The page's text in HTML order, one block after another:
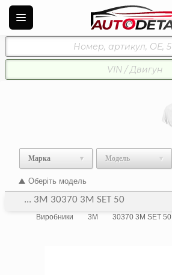
Марка Модель
Оберіть модель
... 3M 30370 3M SET 50
Виробники 3M 30370 3M SET 50